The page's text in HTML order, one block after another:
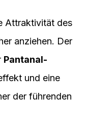
Attraktivität des
anziehen. Der
Pantanal-
und eine
der führenden